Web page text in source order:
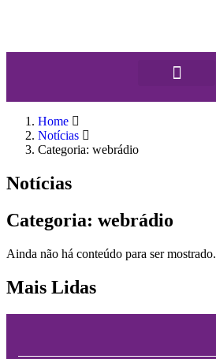
Home
Notícias
Categoria: webrádio
Notícias
Categoria: webrádio
Ainda não há conteúdo para ser mostrado.
Mais Lidas